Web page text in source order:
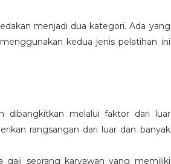
menjadi dua kategori. Ada yang
kedua jenis pelatihan ini
dibangkitkan melalui faktor dari luar
rangsangan dari luar dan banyak
gaji seorang karyawan yang memiliki